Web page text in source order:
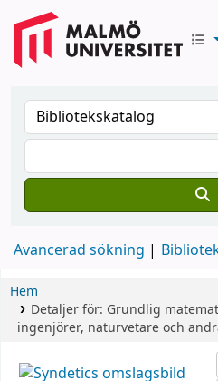
Avancerad sökning
Hem
Detaljer för: Grundlig
ingenjörer, naturvetare och